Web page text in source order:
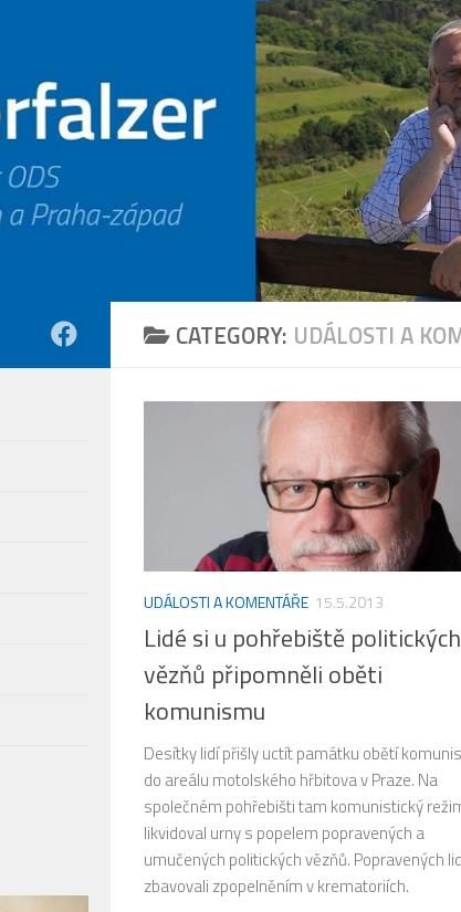
CATEGORY: UDÁLOSTI A
UDÁLOSTI A KOMENTÁŘE 15.5.2013
Lidé si u pohřebiště politických
vězňů připomněli oběti
komunismu
Desítky lidí přišly uctít památku obětí
do areálu motolského hřbitova v Praze. Na
společném pohřebišti tam komunistický
likvidoval urny s popelem popravených a
umučených politických vězňů. Popravených
zbavovali zpopelněním v krematoriích.